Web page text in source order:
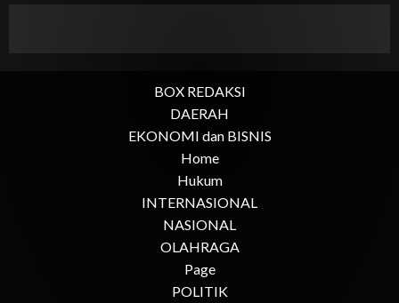
BOX REDAKSI
DAERAH
EKONOMI dan BISNIS
Home
Hukum
INTERNASIONAL
NASIONAL
OLAHRAGA
Page
POLITIK